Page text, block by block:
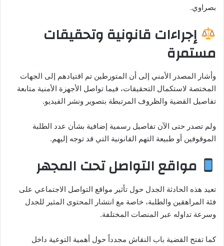
بصراوي.
إجراءات قانونية وتحقيقات
مستمرة
وأشار المصدر الأمني إلى أن المتورطين تم اقتيادهم إلى الجهات
المختصة لاستكمال التحقيقات، فيما تواصل الأجهزة الأمنية متابعة
تفاصيل القضية والظروف المرتبطة بتصوير ونشر الفيديو.
ولم تصدر حتى الآن تفاصيل رسمية إضافية بشأن عدد الطلبة
الموقوفين أو طبيعة التهم القانونية التي قد توجه إليهم.
مواقع التواصل تحت المجهر
تعيد هذه الحادثة الجدل حول تأثير مواقع التواصل الاجتماعي على
فئة المراهقين والطلبة، خاصة مع انتشار المحتوى المثير للجدل
وسرعة تداوله عبر المنصات المختلفة.
كما تفتح القضية باب النقاش مجدداً حول أهمية التوعية داخل